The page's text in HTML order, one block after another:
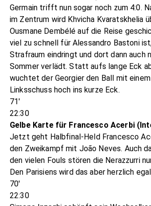
Germain trifft nun sogar noch zum 4:0.
im Zentrum wird Khvicha Kvaratskhelia
Ousmane Dembélé auf die Reise
viel zu schnell für Alessandro Bastoni
Strafraum eindringt und dort dann auch
Sommer verlädt. Statt aufs lange Eck
wuchtet der Georgier den Ball mit
Linksschuss hoch ins kurze Eck.
71'
22:30
Gelbe Karte für Francesco Acerbi
Jetzt geht Halbfinal-Held Francesco
den Zweikampf mit João Neves. Auch
den vielen Fouls stören die Nerazzurri
Den Parisiens wird das aber herzlich
70'
22:30